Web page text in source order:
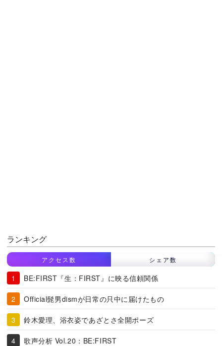
ランキング
アクセス数 シェア数
BE:FIRST『生：FIRST』に映る信頼関係
Official髭男dismが日常の只中に届けたもの
鈴木愛理、浴衣姿であざとさ全開ポーズ
歌声分析 Vol.20：BE:FIRST